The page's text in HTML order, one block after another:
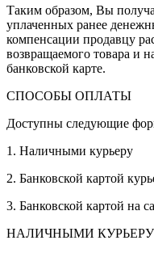
Таким образом, Вы
уплаченных ранее
компенсации продавцу
возвращаемого товара и
банковской карте.
СПОСОБЫ ОПЛАТЫ
Доступны следующие
1. Наличными курьеру
2. Банковской картой
3. Банковской картой на
НАЛИЧНЫМИ КУРЬЕРУ